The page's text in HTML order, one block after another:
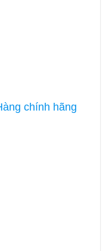
chính hãng